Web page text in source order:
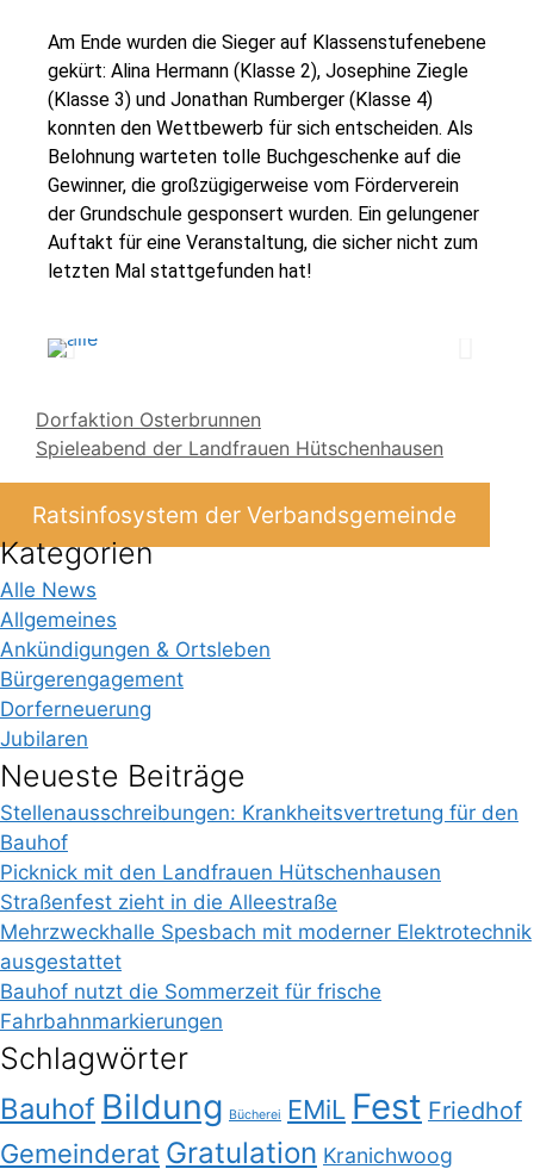
Am Ende wurden die Sieger auf Klassenstufenebene
gekürt: Alina Hermann (Klasse 2), Josephine Ziegle
(Klasse 3) und Jonathan Rumberger (Klasse 4)
konnten den Wettbewerb für sich entscheiden. Als
Belohnung warteten tolle Buchgeschenke auf die
Gewinner, die großzügigerweise vom Förderverein
der Grundschule gesponsert wurden. Ein gelungener
Auftakt für eine Veranstaltung, die sicher nicht zum
letzten Mal stattgefunden hat!
Dorfaktion Osterbrunnen
Spieleabend der Landfrauen Hütschenhausen
Ratsinfosystem der Verbandsgemeinde
Kategorien
Alle News
Allgemeines
Ankündigungen & Ortsleben
Bürgerengagement
Dorferneuerung
Jubilaren
Neueste Beiträge
Stellenausschreibungen: Krankheitsvertretung für den
Bauhof
Picknick mit den Landfrauen Hütschenhausen
Straßenfest zieht in die Alleestraße
Mehrzweckhalle Spesbach mit moderner Elektrotechnik
ausgestattet
Bauhof nutzt die Sommerzeit für frische
Fahrbahnmarkierungen
Schlagwörter
Bauhof Bildung Bücherei EMiL Fest Friedhof
Gemeinderat Gratulation Kranichwoog